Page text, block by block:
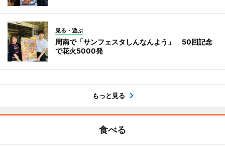
見る・遊ぶ
周南で「サンフェスタしんなんよう」 50回記念
で花火5000発
もっと見る
食べる